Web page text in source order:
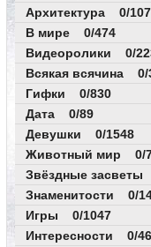
Архитектура 0/107
В мире 0/474
Видеоролики 0/
Всякая всячина 0/
Гифки 0/830
Дата 0/89
Девушки 0/1548
Животный мир 0/
Звёздные засветы
Знаменитости 0/
Игры 0/1047
Интересности 0/